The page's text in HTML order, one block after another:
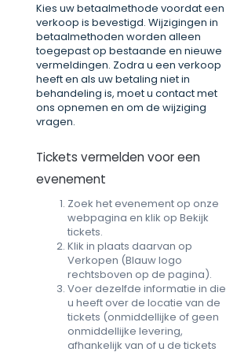
Kies uw betaalmethode voordat een
verkoop is bevestigd. Wijzigingen in
betaalmethoden worden alleen
toegepast op bestaande en nieuwe
vermeldingen. Zodra u een verkoop
heeft en als uw betaling niet in
behandeling is, moet u contact met
ons opnemen en om de wijziging
vragen.
Tickets vermelden voor een
evenement
Zoek het evenement op onze
webpagina en klik op Bekijk
tickets.
Klik in plaats daarvan op
Verkopen (Blauw logo
rechtsboven op de pagina).
Voer dezelfde informatie in die
u heeft over de locatie van de
tickets (onmiddellijke of geen
onmiddellijke levering,
afhankelijk van of u de tickets